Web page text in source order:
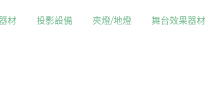
材 投影設備 夾燈/地燈 舞台效果器材